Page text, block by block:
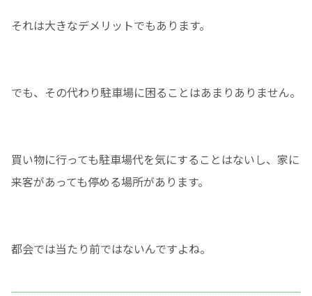
それは大きなデメリットでもあります。
でも、その代わり駐車場に困ることはあまりありません。
買い物に行っても駐車場代を気にすることはないし、家に
来客があっても停める場所があります。
都会では当たり前ではないんですよね。